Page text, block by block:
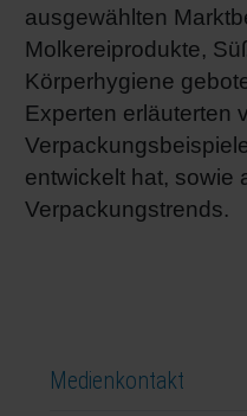
ausgewählten
Molkereiprodukte,
Körperhygiene
Experten erläuterten
entwickelt hat, sowie
Verpackungstrends.
Medienkontakt